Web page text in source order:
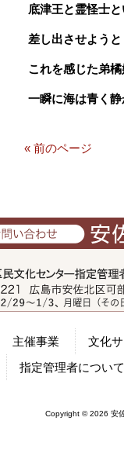
底津王と霊怪士
差し出させよう
これを感じた弟
一瞬に海は青く
« 前のページ
主催事業
文化
指定管理者について
Copyright © 2026 安